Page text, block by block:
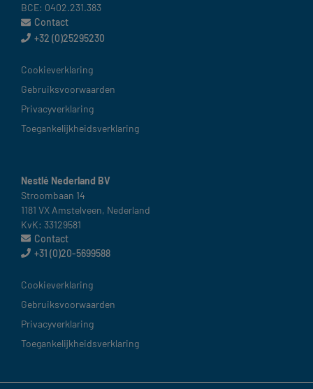
BCE: 0402.231.383
Contact
+32 (0)25295230
België
Cookieverklaring​
Gebruiksvoorwaarden​
Privacyverklaring
Toegankelijkheidsverklaring
Nestlé Nederland BV
Stroombaan 14​
1181 VX Amstelveen, Nederland​
KvK: 33129581
Contact
+31 (0)20-5699588
Nederland
Cookieverklaring​
Gebruiksvoorwaarden ​
Privacyverklaring
Toegankelijkheidsverklaring